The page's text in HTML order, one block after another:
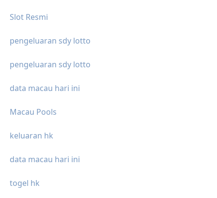
Slot Resmi
pengeluaran sdy lotto
pengeluaran sdy lotto
data macau hari ini
Macau Pools
keluaran hk
data macau hari ini
togel hk